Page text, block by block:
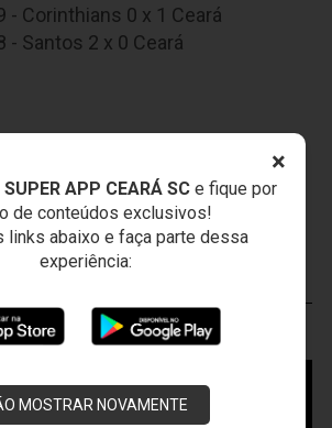
×
SUPER APP CEARÁ SCe fique por
de conteúdos exclusivos!
links abaixo e faça parte dessa
experiência:
MOSTRAR NOVAMENTE
- Corinthians 0 x 1 Ceará
- Santos 2 x 0 Ceará
promoções, clique
DOVOZÃO
VOZÃOTV